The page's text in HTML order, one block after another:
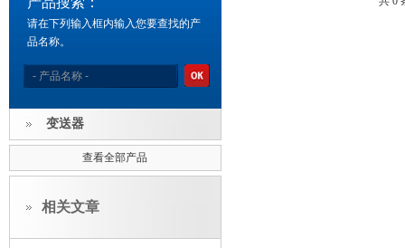
请在下列输入框内输入您要查找的产
品名称。
变送器
查看全部产品
相关文章